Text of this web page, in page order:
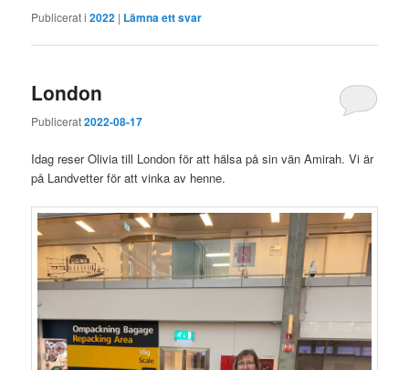
Publicerat i 2022 | Lämna ett svar
London
Publicerat2022-08-17
Idag reser Olivia till London för att hälsa på sin vän Amirah. Vi är
på Landvetter för att vinka av henne.